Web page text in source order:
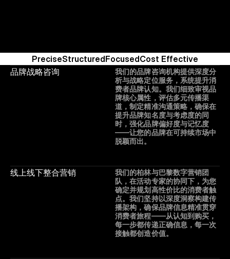
PreciseStructuredFocusedCost Effective
品牌战略咨询
我们的品牌咨询机构提供深度分
析与战略定位服务，系统提升消
费者品牌认知。我们细致审视品
牌核心属性，评估多元传播渠
道，制定精准沟通策略，确保在
提升品牌知名度与考虑度的同
时，强化品牌偏好度与记忆度
——让您的品牌在可持续市场中
脱颖而出。
线上线下整合营销
我们的柏林与巴黎数字营销团
队，在活动专家的协同下，为您
确定并规划高性价比的消费者触
点。我们坚持以深度洞察构建传
播架构，确保品牌信息精准贯穿
消费者旅程——从认知到购买，
每一步都传递正确信息，每一次
接触都创造价值。